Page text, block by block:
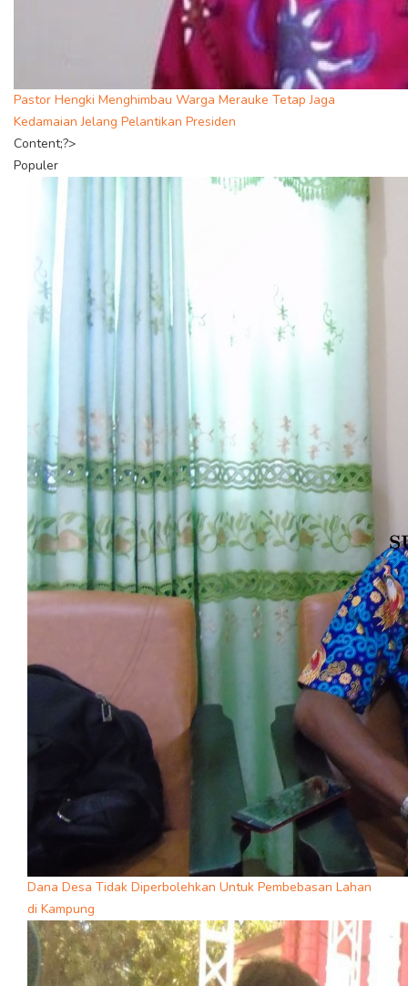
Pastor Hengki Menghimbau Warga Merauke Tetap Jaga
Kedamaian Jelang Pelantikan Presiden
Content;?>
Populer
Dana Desa Tidak Diperbolehkan Untuk Pembebasan Lahan
di Kampung